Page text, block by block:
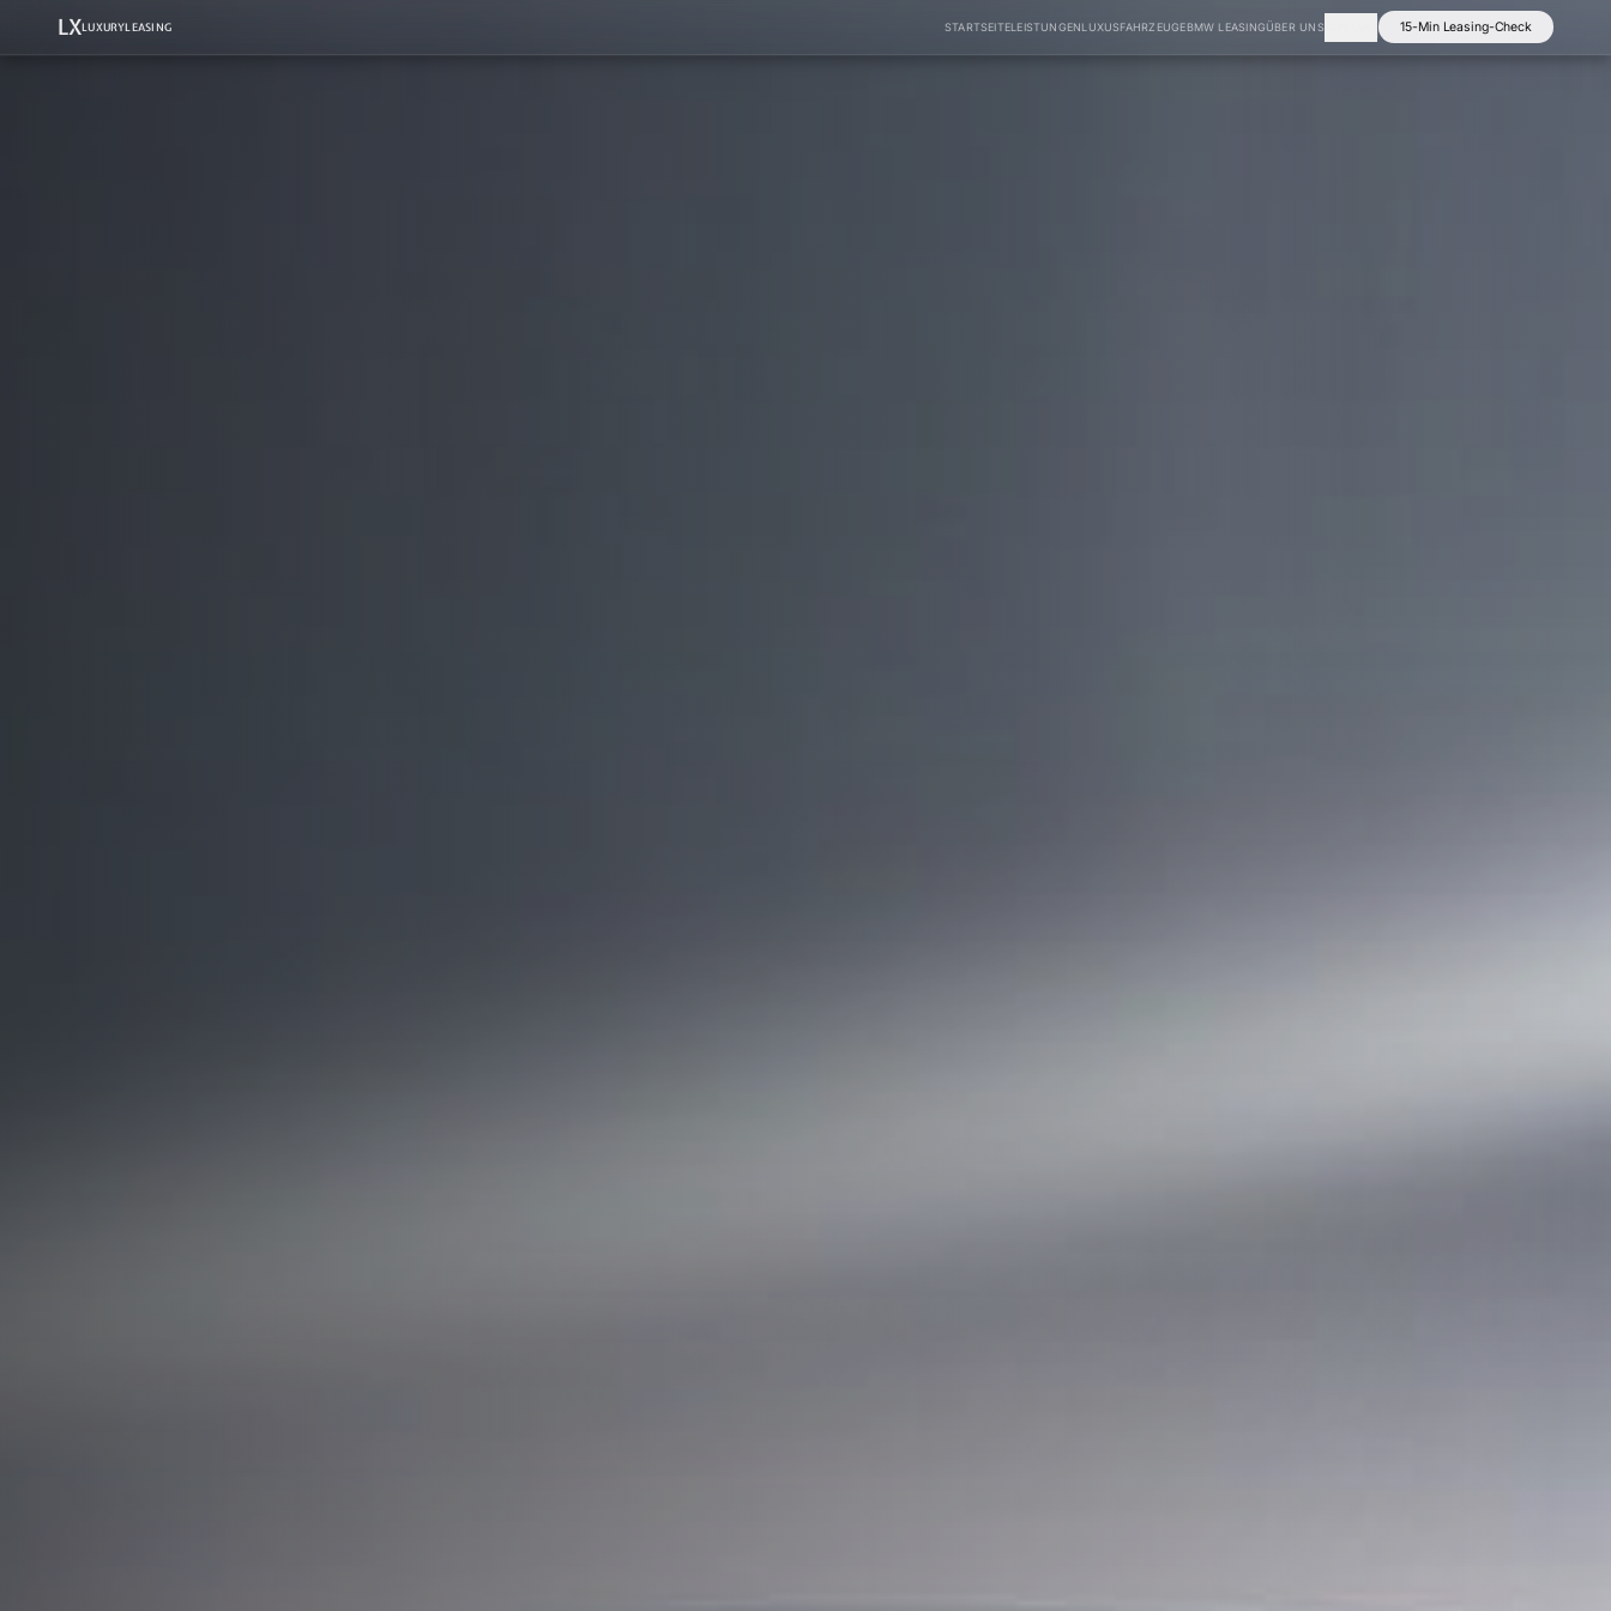
LXLUXURYLEASING STARTSEITELEISTUNGENLUXUSFAHRZEUGEBMW LEASINGÜBER UNS 15-Min Leasing-Check